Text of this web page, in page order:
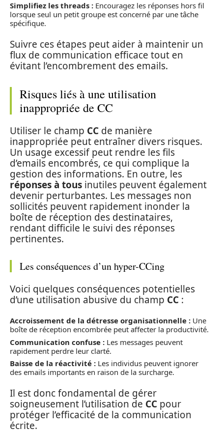
Simplifiez les threads : Encouragez les réponses hors fil
lorsque seul un petit groupe est concerné par une tâche
spécifique.
Suivre ces étapes peut aider à maintenir un
flux de communication efficace tout en
évitant l’encombrement des emails.
Risques liés à une utilisation
inappropriée de CC
Utiliser le champ CC de manière
inappropriée peut entraîner divers risques.
Un usage excessif peut rendre les fils
d’emails encombrés, ce qui complique la
gestion des informations. En outre, les
réponses à tous inutiles peuvent également
devenir perturbantes. Les messages non
sollicités peuvent rapidement inonder la
boîte de réception des destinataires,
rendant difficile le suivi des réponses
pertinentes.
Les conséquences d’un hyper-CCing
Voici quelques conséquences potentielles
d’une utilisation abusive du champ CC :
Accroissement de la détresse organisationnelle : Une
boîte de réception encombrée peut affecter la productivité.
Communication confuse : Les messages peuvent
rapidement perdre leur clarté.
Baisse de la réactivité : Les individus peuvent ignorer
des emails importants en raison de la surcharge.
Il est donc fondamental de gérer
soigneusement l’utilisation de CC pour
protéger l’efficacité de la communication
écrite.